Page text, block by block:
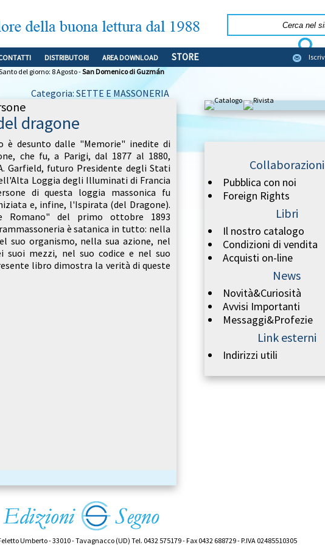
DISTRIBUTORI AREA DOWNLOAD STORE
del giorno: 8 Agosto -San Domenico di Guzmán
Categoria: SETTE E MASSONERIA
dragone
è desunto dalle "Memorie" inedite di
che fu, a Parigi, dal 1877 al 1880,
Garfield, futuro Presidente degli Stati
Loggia degli Illuminati di Francia
di questa loggia massonica fu
e, infine, l'Ispirata (del Dragone).
Romano" del primo ottobre 1893
è satanica in tutto: nella
suo organismo, nella sua azione, nel
suoi mezzi, nel suo codice e nel suo
libro dimostra la verità di queste
Collaborazioni
Pubblica con noi
Foreign Rights
Libri
Il nostro catalogo
Condizioni di vendita
Acquisti on-line
News
Novità&Curiosità
Avvisi Importanti
Messaggi&Profezie
Link esterni
Indirizzi utili
Umberto - 33010 - Tavagnacco (UD) Tel. 0432 575179 - Fax 0432 688729 - P.IVA 02485510305